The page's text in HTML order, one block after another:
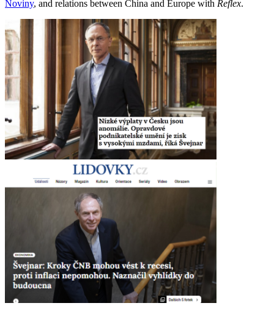
Noviny, and relations between China and Europe with Reflex.